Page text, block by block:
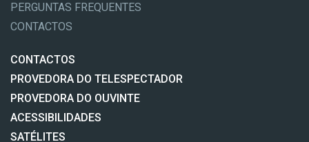
PERGUNTAS FREQUENTES
CONTACTOS
CONTACTOS
PROVEDORA DO TELESPECTADOR
PROVEDORA DO OUVINTE
ACESSIBILIDADES
SATÉLITES